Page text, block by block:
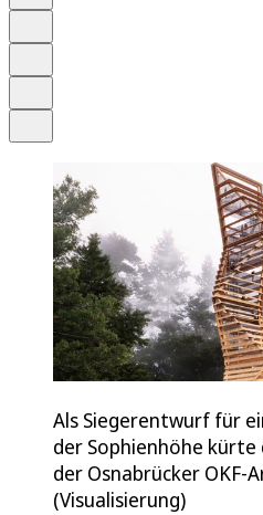
Als Siegerentwurf für
der Sophienhöhe kürte
der Osnabrücker OKF-
(Visualisierung)